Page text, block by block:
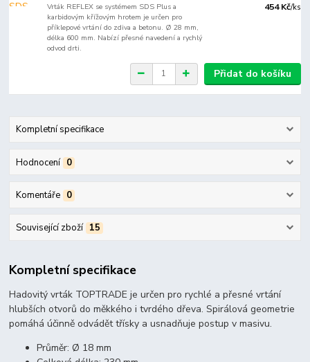
Vrták REFLEX se systémem SDS Plus a
karbidovým křížovým hrotem je určen pro
příklepové vrtání do zdiva a betonu. Ø 28 mm,
délka 600 mm. Nabízí přesné navedení a rychlý
odvod drti.
454 Kč/ks
Přidat do košíku
Kompletní specifikace
Hodnocení 0
Komentáře 0
Související zboží 15
Kompletní specifikace
Hadovitý vrták TOPTRADE je určen pro rychlé a přesné vrtání
hlubších otvorů do měkkého i tvrdého dřeva. Spirálová geometrie
pomáhá účinně odvádět třísky a usnadňuje postup v masivu.
Průměr: Ø 18 mm